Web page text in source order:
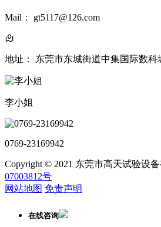
Mail： gt5117@126.com
地址： 东莞市东城街道中集国际数科
李小姐
0769-23169942
Copyright © 2021 东莞市高天试验设
07003812号
网站地图 免责声明
在线咨询